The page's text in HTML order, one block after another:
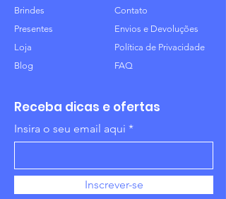
Brindes
Presentes
Loja
Blog
Contato
Envios e Devoluções
Política de Privacidade
FAQ
Receba dicas e ofertas
Insira o seu email aqui
Inscrever-se